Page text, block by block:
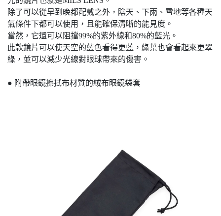
除了可以從早到晚都配戴之外，陰天、下雨、雪地等各種天
氣條件下都可以使用，且能確保清晰的能見度。
當然，它還可以阻擋99%的紫外線和80%的藍光。
此款鏡片可以使天空的藍色看得更藍，綠葉也會看起來更翠
綠，並可以減少光線對眼球帶來的傷害。
● 附帶眼鏡擦拭布材質的絨布眼鏡袋套